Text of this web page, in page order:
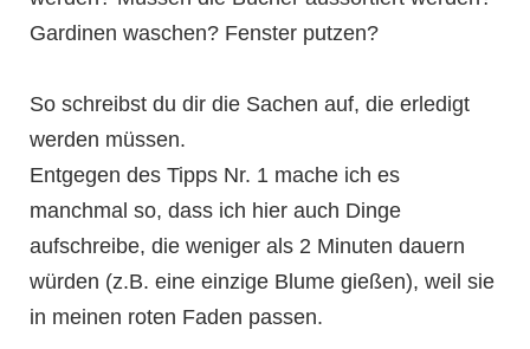
Gardinen waschen? Fenster putzen?
So schreibst du dir die Sachen auf, die erledigt
werden müssen.
Entgegen des Tipps Nr. 1 mache ich es
manchmal so, dass ich hier auch Dinge
aufschreibe, die weniger als 2 Minuten dauern
würden (z.B. eine einzige Blume gießen), weil sie
in meinen roten Faden passen.